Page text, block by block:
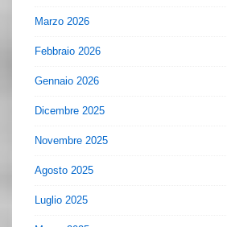
Marzo 2026
Febbraio 2026
Gennaio 2026
Dicembre 2025
Novembre 2025
Agosto 2025
Luglio 2025